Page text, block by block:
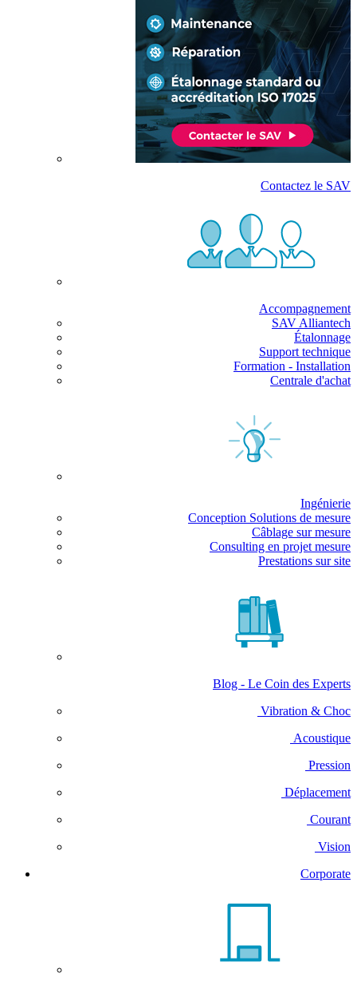
Contactez le SAV
Accompagnement
SAV Alliantech
Étalonnage
Support technique
Formation - Installation
Centrale d'achat
Ingénierie
Conception Solutions de mesure
Câblage sur mesure
Consulting en projet mesure
Prestations sur site
Blog - Le Coin des Experts
Vibration & Choc
Acoustique
Pression
Déplacement
Courant
Vision
Corporate